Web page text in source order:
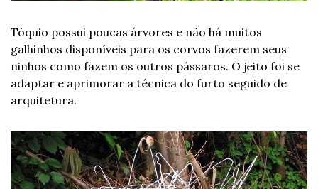
Tóquio possui poucas árvores e não há muitos
galhinhos disponíveis para os corvos fazerem seus
ninhos como fazem os outros pássaros. O jeito foi se
adaptar e aprimorar a técnica do furto seguido de
arquitetura.